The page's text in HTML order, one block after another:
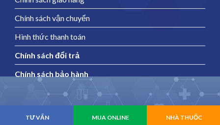
Chính sách vận chuyển
Hình thức thanh toán
Chính sách đổi trả
Chính sách bảo hành
Copyright 2026 ©Suhago
TƯ VẤN MUA ONLINE NHÀ THUỐC